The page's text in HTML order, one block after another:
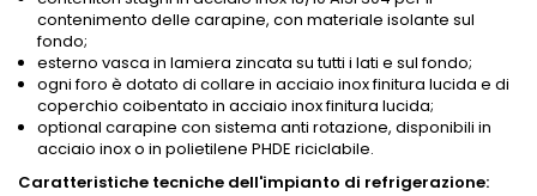
contenimento delle carapine, con materiale isolante sul
fondo;
esterno vasca in lamiera zincata su tutti i lati e sul fondo;
ogni foro è dotato di collare in acciaio inox finitura lucida e di
coperchio coibentato in acciaio inox finitura lucida;
optional carapine con sistema anti rotazione, disponibili in
acciaio inox o in polietilene PHDE riciclabile.
Caratteristiche tecniche dell'impianto di refrigerazione: